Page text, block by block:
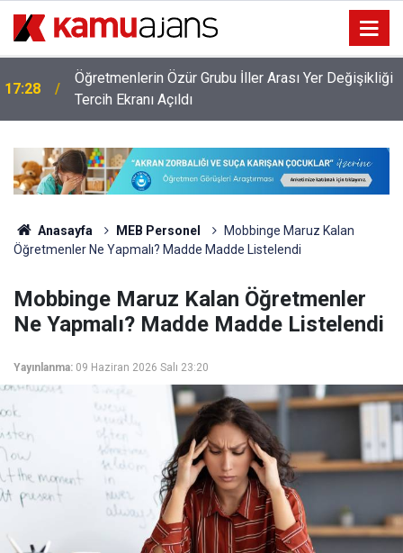
17:28
Öğretmenlerin Özür Grubu İller Arası Yer Değişikliği
Tercih Ekranı Açıldı
Anasayfa MEB Personel
Mobbinge Maruz Kalan
Öğretmenler Ne Yapmalı? Madde Madde Listelendi
Mobbinge Maruz Kalan Öğretmenler
Ne Yapmalı? Madde Madde Listelendi
Yayınlanma: 09 Haziran 2026 Salı 23:20